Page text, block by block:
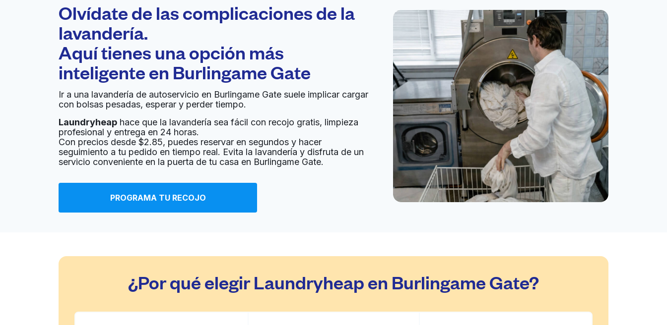
Recojo y entrega a en la
puerta de casa
Abierto 24/7
Summers Laundry
560 San Mateo Ave, San Bruno, CA 94066, United States
? min
Calcular la distancia
Mostrar número
desconocido
Baden Coin Laundry Ir al sitio web
Calcular la distancia
Mostrar número
Entrega a domicilio: desconocido
Olvídate de las complicaciones de la
lavandería.
Aquí tienes una opción más
inteligente en Burlingame Gate
Ir a una lavandería de autoservicio en Burlingame Gate suele implicar cargar
con bolsas pesadas, esperar y perder tiempo.
Laundryheap hace que la lavandería sea fácil con recojo gratis, limpieza
profesional y entrega en 24 horas.
Con precios desde $2.85, puedes reservar en segundos y hacer
seguimiento a tu pedido en tiempo real. Evita la lavandería y disfruta de un
servicio conveniente en la puerta de tu casa en Burlingame Gate.
PROGRAMA TU RECOJO
¿Por qué elegir Laundryheap en Burlingame Gate?